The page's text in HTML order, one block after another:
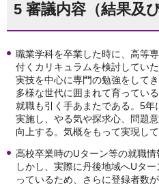
5 審議内容（結果及
職業学科を卒業した時に、高等
付くカリキュラムを検討してい
実技を中心に専門の勉強をして
多様な世代に囲まれて育ってい
就職も引く手あまたである。5
実施し、やる気や探求心、問題
向上する。気概をもって実現して
高校卒業時のUターン等の就職情
しかし、実際に丹後地域へUタ
っているため、さらに登録者数